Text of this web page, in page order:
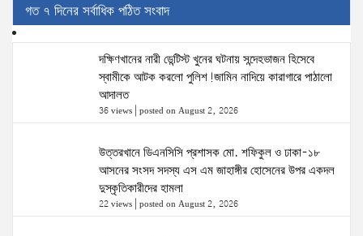
গত​ ৭ দিনের সর্বাধিক পঠিত সংবাদ
দক্ষিণখানের নারী ডেন্টিস্ট খুনের ঘটনায় সন্দেহভাজন হিসেবে
স্বামীকে আটক করলো পুলিশ!জামিন নাদিয়ে কারাগারে পাঠালো
আদালত
36 views posted on August 2, 2026
উত্তরখানে ডিএনসিসি প্রশাসক মো. শফিকুল ও ঢাকা-১৮
আসনের সংসদ সদস্য এস এম জাহাঙ্গীর হোসেনের উপর একদল
দুস্কৃতিকারীদের হামলা
22 views posted on August 2, 2026